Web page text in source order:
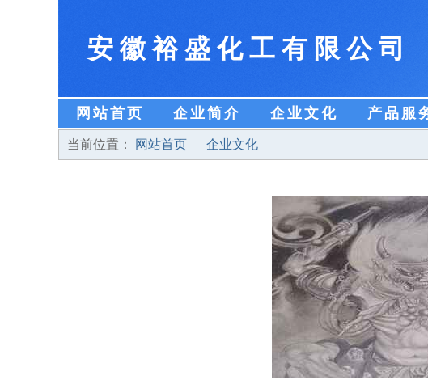
安徽裕盛化工有限公司
网站首页 企业简介 企业文化 产品服
当前位置： 网站首页 — 企业文化